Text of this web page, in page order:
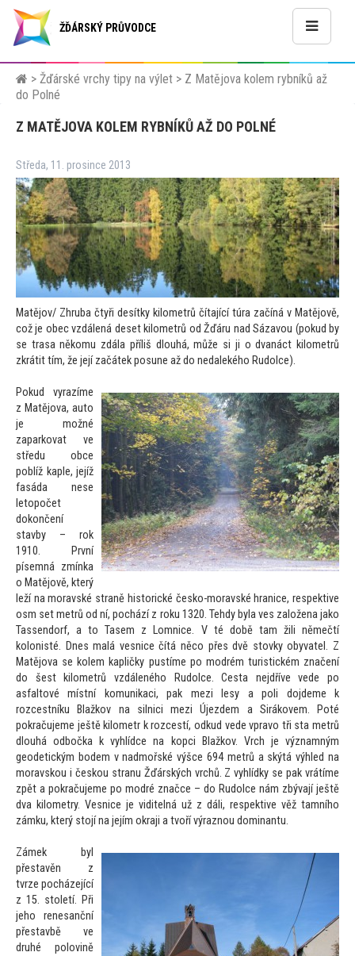
ŽĎÁRSKÝ PRŮVODCE
> Žďárské vrchy tipy na výlet > Z Matějova kolem rybníků až
do Polné
Z MATĚJOVA KOLEM RYBNÍKŮ AŽ DO POLNÉ
Středa, 11. prosince 2013
Matějov/ Zhruba čtyři desítky kilometrů čítající túra začíná v Matějově,
což je obec vzdálená deset kilometrů od Žďáru nad Sázavou (pokud by
se trasa někomu zdála příliš dlouhá, může si ji o dvanáct kilometrů
zkrátit tím, že její začátek posune až do nedalekého Rudolce).
Pokud vyrazíme
z Matějova, auto
je možné
zaparkovat ve
středu obce
poblíž kaple, jejíž
fasáda nese
letopočet
dokončení
stavby – rok
1910. První
písemná zmínka
o Matějově, který
leží na moravské straně historické česko-moravské hranice, respektive
osm set metrů od ní, pochází z roku 1320. Tehdy byla ves založena jako
Tassendorf, ato Tasem z Lomnice. V té době tam žili němečtí
kolonisté. Dnes malá vesnice čítá něco přes dvě stovky obyvatel. Z
Matějova se kolem kapličky pustíme po modrém turistickém značení
do šest kilometrů vzdáleného Rudolce. Cesta nejdříve vede po
asfaltové místní komunikaci, pak mezi lesy a poli dojdeme k
rozcestníku Blažkov na silnici mezi Újezdem a Sirákovem. Poté
pokračujeme ještě kilometr k rozcestí, odkud vede vpravo tři sta metrů
dlouhá odbočka k vyhlídce na kopci Blažkov. Vrch je významným
geodetickým bodem v nadmořské výšce 694 metrů a skýtá výhled na
moravskou i českou stranu Žďárských vrchů. Z vyhlídky se pak vrátíme
zpět a pokračujeme po modré značce – do Rudolce nám zbývají ještě
dva kilometry. Vesnice je viditelná už z dáli, respektive věž tamního
zámku, který stojí na jejím okraji a tvoří výraznou dominantu.
Zámek byl
přestavěn z
tvrze pocházející
z 15. století. Při
jeho renesanční
přestavbě ve
druhé polovině